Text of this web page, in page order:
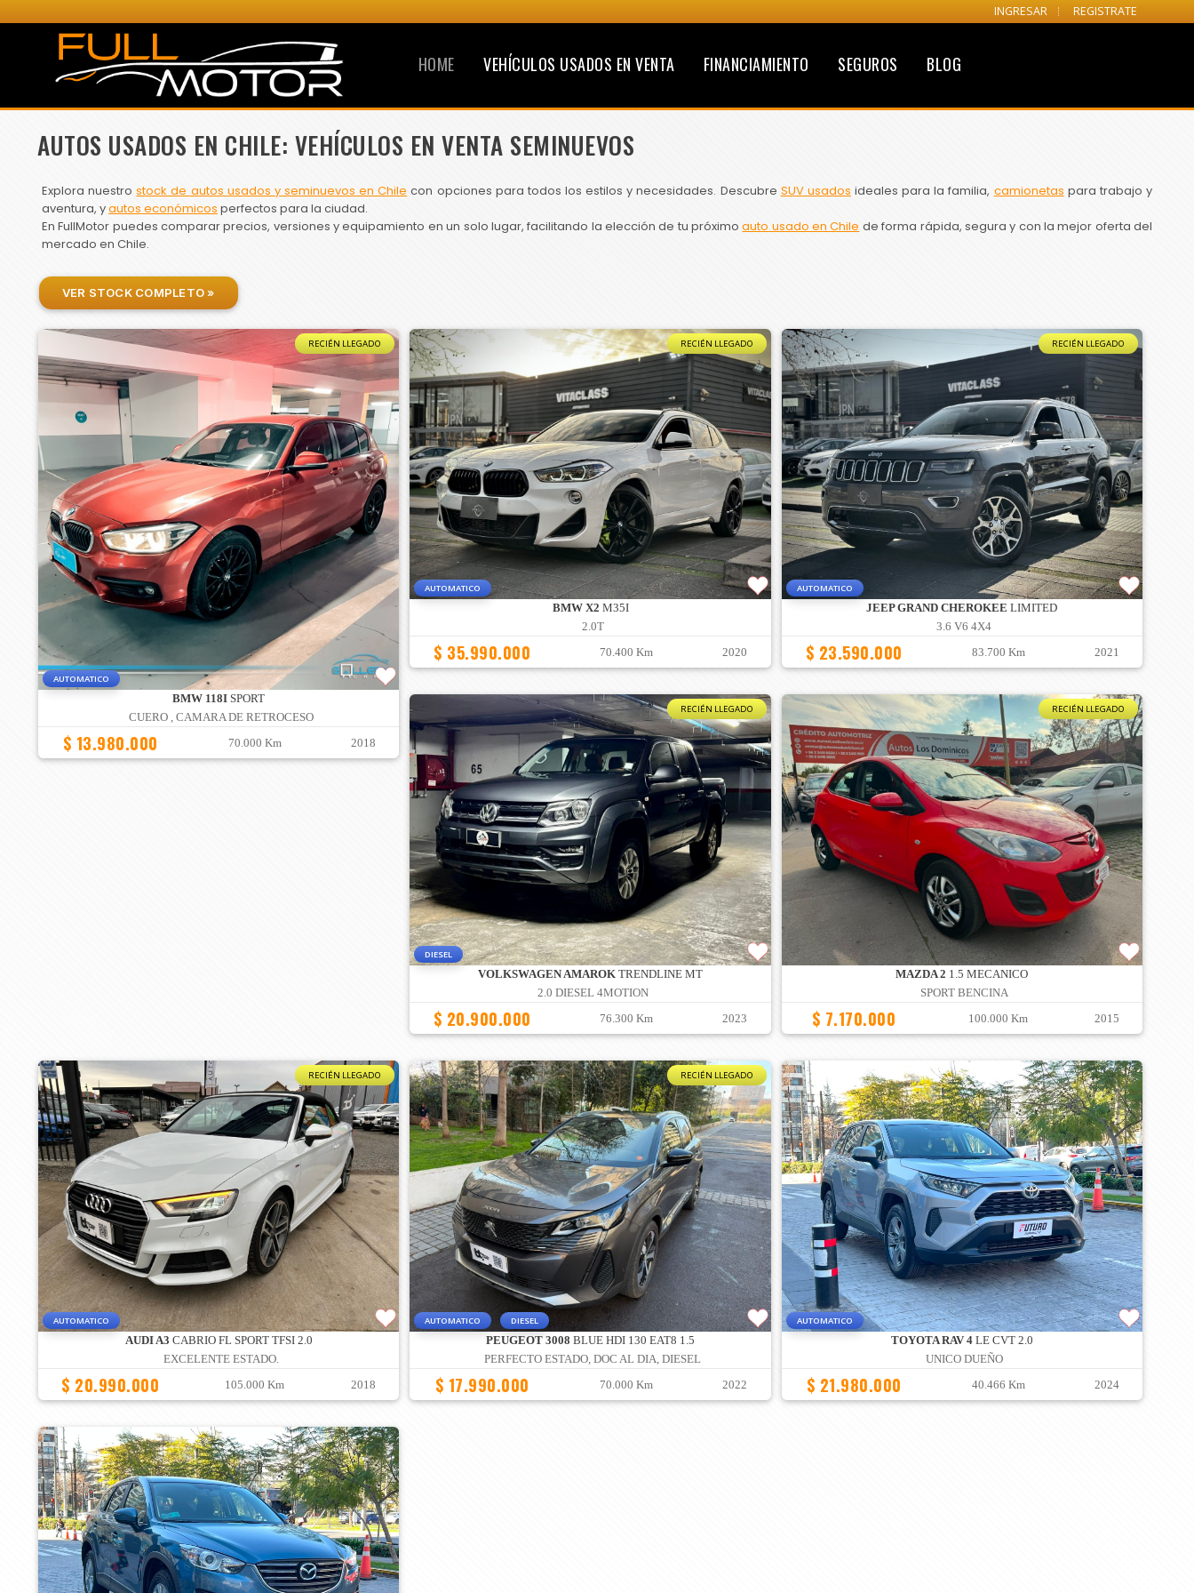
INGRESAR REGISTRATE
HOME VEHÍCULOS USADOS EN VENTA FINANCIAMIENTO SEGUROS BLOG
AUTOS USADOS EN CHILE: VEHÍCULOS EN VENTA SEMINUEVOS
Explora nuestrostock de autos usados y seminuevos en Chile con opciones para todos los estilos y necesidades. Descubre SUV usados ideales para la familia, camionetas para trabajo y
aventura, yautos económicos perfectos para la ciudad.
En FullMotor puedes comparar precios, versiones y equipamiento en un solo lugar, facilitando la elección de tu próximoauto usado en Chile de forma rápida, segura y con la mejor oferta del
mercado en Chile.
VER STOCK COMPLETO »
RECIÉN LLEGADO
AUTOMATICO
BMW 118I SPORT
CUERO , CAMARA DE RETROCESO
$ 13.980.000 70.000 Km 2018
RECIÉN LLEGADO
AUTOMATICO
BMW X2 M35I
2.0T
$ 35.990.000 70.400 Km 2020
RECIÉN LLEGADO
AUTOMATICO
JEEP GRAND CHEROKEE LIMITED
3.6 V6 4X4
$ 23.590.000 83.700 Km 2021
RECIÉN LLEGADO
DIESEL
VOLKSWAGEN AMAROK TRENDLINE MT
2.0 DIESEL 4MOTION
$ 20.900.000 76.300 Km 2023
RECIÉN LLEGADO
MAZDA 2 1.5 MECANICO
SPORT BENCINA
$ 7.170.000 100.000 Km 2015
RECIÉN LLEGADO
AUTOMATICO
AUDI A3 CABRIO FL SPORT TFSI 2.0
EXCELENTE ESTADO.
$ 20.990.000 105.000 Km 2018
RECIÉN LLEGADO
AUTOMATICO DIESEL
PEUGEOT 3008 BLUE HDI 130 EAT8 1.5
PERFECTO ESTADO, DOC AL DIA, DIESEL
$ 17.990.000 70.000 Km 2022
AUTOMATICO
TOYOTA RAV 4LE CVT 2.0
UNICO DUEÑO
$ 21.980.000 40.466 Km 2024